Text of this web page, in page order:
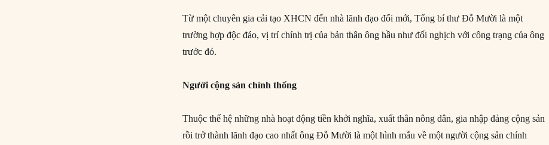
Từ một chuyên gia cải tạo XHCN đến nhà lãnh đạo đổi mới, Tổng bí thư Đỗ Mười là một
trường hợp độc đáo, vị trí chính trị của bản thân ông hầu như đối nghịch với công trạng của ông
trước đó.
Người cộng sản chính thống
Thuộc thế hệ những nhà hoạt động tiền khởi nghĩa, xuất thân nông dân, gia nhập đảng cộng sản
rồi trở thành lãnh đạo cao nhất ông Đỗ Mười là một hình mẫu về một người cộng sản chính